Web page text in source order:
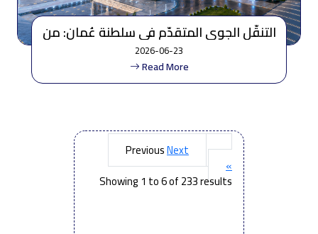
التنقّل الجوي المتقدّم في سلطنة عُمان: من
الرؤية الإستراتيجية إلى التطبيق المرحلي
2026-06-23
Read More
« Previous
Next
»
Showing 1 to6of233results